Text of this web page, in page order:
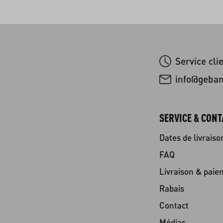
Service
SERVICE &
Dates de
FAQ
Livraison &
Rabais
Contact